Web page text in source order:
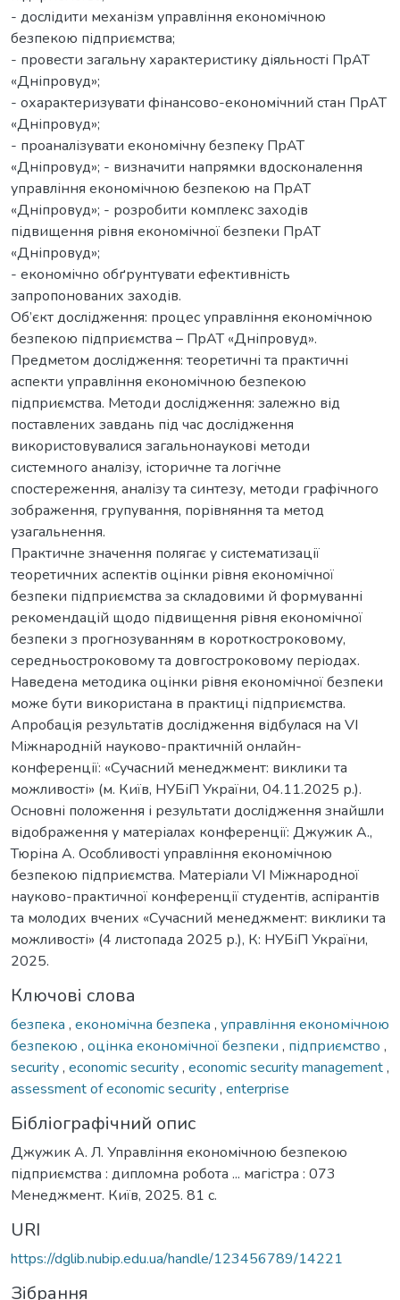
- дослідити механізм управління економічною
безпекою підприємства;
- провести загальну характеристику діяльності ПрАТ
«Дніпровуд»;
- охарактеризувати фінансово-економічний стан ПрАТ
«Дніпровуд»;
- проаналізувати економічну безпеку ПрАТ
«Дніпровуд»; - визначити напрямки вдосконалення
управління економічною безпекою на ПрАТ
«Дніпровуд»; - розробити комплекс заходів
підвищення рівня економічної безпеки ПрАТ
«Дніпровуд»;
- економічно обґрунтувати ефективність
запропонованих заходів.
Об’єкт дослідження: процес управління економічною
безпекою підприємства – ПрАТ «Дніпровуд».
Предметом дослідження: теоретичні та практичні
аспекти управління економічною безпекою
підприємства. Методи дослідження: залежно від
поставлених завдань під час дослідження
використовувалися загальнонаукові методи
системного аналізу, історичне та логічне
спостереження, аналізу та синтезу, методи графічного
зображення, групування, порівняння та метод
узагальнення.
Практичне значення полягає у систематизації
теоретичних аспектів оцінки рівня економічної
безпеки підприємства за складовими й формуванні
рекомендацій щодо підвищення рівня економічної
безпеки з прогнозуванням в короткостроковому,
середньостроковому та довгостроковому періодах.
Наведена методика оцінки рівня економічної безпеки
може бути використана в практиці підприємства.
Апробація результатів дослідження відбулася на VІ
Міжнародній науково-практичній онлайн-
конференції: «Сучасний менеджмент: виклики та
можливості» (м. Київ, НУБіП України, 04.11.2025 р.).
Основні положення і результати дослідження знайшли
відображення у матеріалах конференції: Джужик А.,
Тюріна А. Особливості управління економічною
безпекою підприємства. Матеріали VІ Міжнародної
науково-практичної конференції студентів, аспірантів
та молодих вчених «Сучасний менеджмент: виклики та
можливості» (4 листопада 2025 р.), К: НУБіП України,
2025.
Ключові слова
безпека , економічна безпека , управління економічною
безпекою , оцінка економічної безпеки , підприємство ,
security, economic security, economic security management,
assessment of economic security, enterprise
Бібліографічний опис
Джужик А. Л. Управління економічною безпекою
підприємства : дипломна робота ... магістра : 073
Менеджмент. Київ, 2025. 81 с.
URI
https://dglib.nubip.edu.ua/handle/123456789/14221
Зібрання